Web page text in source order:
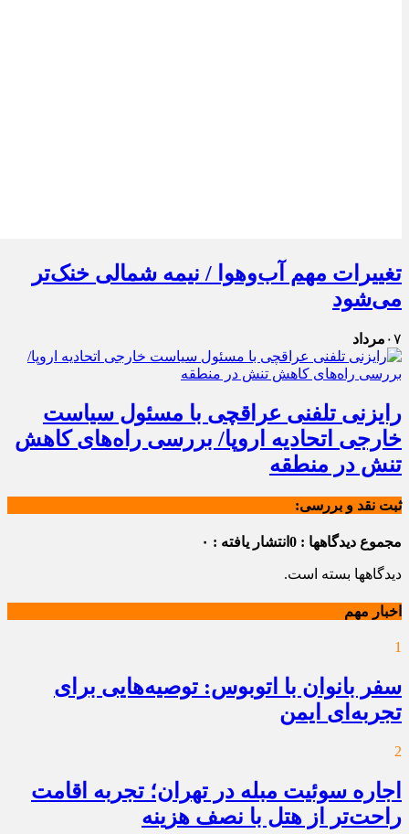
تغییرات مهم آب‌وهوا / نیمه شمالی خنک‌تر
می‌شود
۰۷ مرداد
رایزنی تلفنی عراقچی با مسئول سیاست
خارجی اتحادیه اروپا/ بررسی راه‌های کاهش
تنش در منطقه
ثبت نقد و بررسی:
مجموع دیدگاهها : 0 انتشار یافته : ۰
دیدگاهها بسته است.
اخبار مهم
1
سفر بانوان با اتوبوس: توصیه‌هایی برای
تجربه‌ای ایمن
2
اجاره سوئیت مبله در تهران؛ تجربه اقامت
راحت‌تر از هتل با نصف هزینه